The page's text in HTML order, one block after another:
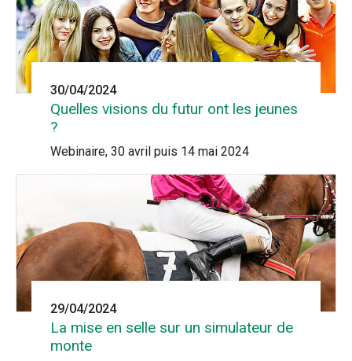
30/04/2024
Quelles visions du futur ont les jeunes
?
Webinaire, 30 avril puis 14 mai 2024
29/04/2024
La mise en selle sur un simulateur de
monte